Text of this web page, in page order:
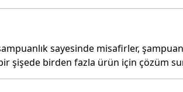
sayesinde misafirler,
şişede birden fazla ürün için çözüm